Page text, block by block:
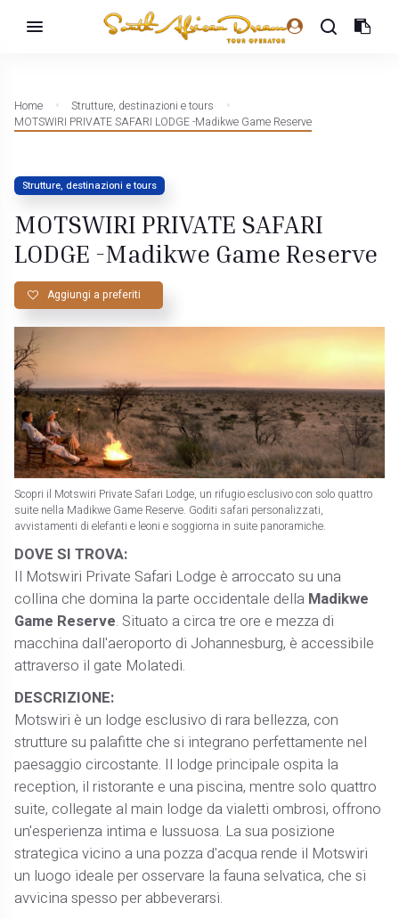
Home
Strutture, destinazioni e tours
MOTSWIRI PRIVATE SAFARI LODGE -Madikwe Game Reserve
Strutture, destinazioni e tours
MOTSWIRI PRIVATE SAFARI
LODGE -Madikwe Game Reserve
Aggiungi a preferiti
Scopri il Motswiri Private Safari Lodge, un rifugio esclusivo con solo quattro
suite nella Madikwe Game Reserve. Goditi safari personalizzati,
avvistamenti di elefanti e leoni e soggiorna in suite panoramiche.
DOVE SI TROVA:
Il Motswiri Private Safari Lodge è arroccato su una
collina che domina la parte occidentale della Madikwe
Game Reserve. Situato a circa tre ore e mezza di
macchina dall'aeroporto di Johannesburg, è accessibile
attraverso il gate Molatedi.
DESCRIZIONE:
Motswiri è un lodge esclusivo di rara bellezza, con
strutture su palafitte che si integrano perfettamente nel
paesaggio circostante. Il lodge principale ospita la
reception, il ristorante e una piscina, mentre solo quattro
suite, collegate al main lodge da vialetti ombrosi, offrono
un'esperienza intima e lussuosa. La sua posizione
strategica vicino a una pozza d'acqua rende il Motswiri
un luogo ideale per osservare la fauna selvatica, che si
avvicina spesso per abbeverarsi.